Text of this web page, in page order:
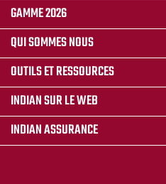
GAMME 2026
QUI SOMMES NOUS
OUTILS ET RESSOURCES
INDIAN SUR LE WEB
INDIAN ASSURANCE